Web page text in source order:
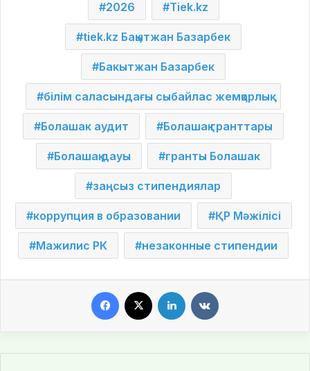
2026 Tiek.kz
tiek.kz Бақытжан Базарбек
Бакытжан Базарбек
білім саласындағы сыбайлас жемқорлық
Болашак аудит Болашақ гранттары
Болашақ дауы гранты Болашак
заңсыз стипендиялар
коррупция в образовании ҚР Мәжілісі
Мажилис РК незаконные стипендии